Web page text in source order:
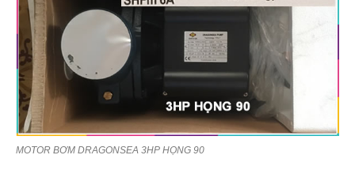
MOTOR BƠM DRAGONSEA 3HP HỌNG 90